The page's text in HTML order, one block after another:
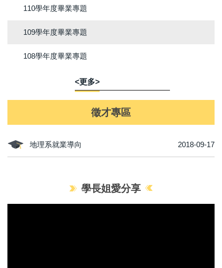
110學年度畢業專題
109學年度畢業專題
108學年度畢業專題
<更多>
徵才專區
地理系就業導向 2018-09-17
學長姐愛分享